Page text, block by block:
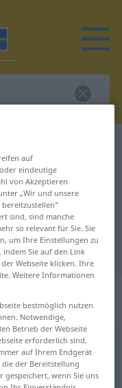
auf
eindeutige
von Akzeptieren
„Wir und unsere
sind, sind manche
so relevant für Sie. Sie
um Ihre Einstellungen zu
Sie auf den Link
Webseite klicken. Ihre
Weitere Informationen
bestmöglich nutzen
Notwendige,
Betrieb der Webseite
erforderlich sind,
auf Ihrem Endgerät
der Bereitstellung
wenn Sie uns